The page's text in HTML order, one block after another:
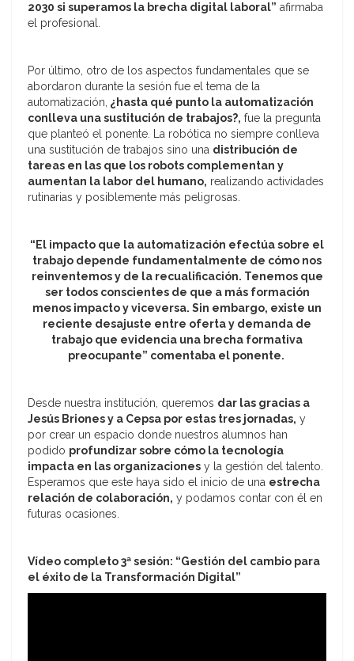
2030 si superamos la brecha digital laboral” afirmaba
el profesional.
Por último, otro de los aspectos fundamentales que se
abordaron durante la sesión fue el tema de la
automatización, ¿hasta qué punto la automatización
conlleva una sustitución de trabajos?, fue la pregunta
que planteó el ponente. La robótica no siempre conlleva
una sustitución de trabajos sino una distribución de
tareas en las que los robots complementan y
aumentan la labor del humano, realizando actividades
rutinarias y posiblemente más peligrosas.
“El impacto que la automatización efectúa sobre el
trabajo depende fundamentalmente de cómo nos
reinventemos y de la recualificación. Tenemos que
ser todos conscientes de que a más formación
menos impacto y viceversa. Sin embargo, existe un
reciente desajuste entre oferta y demanda de
trabajo que evidencia una brecha formativa
preocupante” comentaba el ponente.
Desde nuestra institución, queremos dar las gracias a
Jesús Briones y a Cepsa por estas tres jornadas, y
por crear un espacio donde nuestros alumnos han
podido profundizar sobre cómo la tecnología
impacta en las organizaciones y la gestión del talento.
Esperamos que este haya sido el inicio de una estrecha
relación de colaboración, y podamos contar con él en
futuras ocasiones.
Vídeo completo 3ª sesión: “Gestión del cambio para
el éxito de la Transformación Digital”